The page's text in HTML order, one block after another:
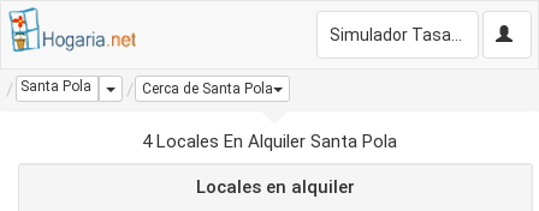
Santa Pola Dropdown
Cerca de Santa Pola
4 Locales En Alquiler Santa Pola
Locales en alquiler